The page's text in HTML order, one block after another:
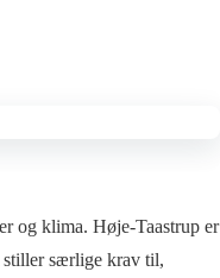
og klima. Høje-Taastrup er
stiller særlige krav til,